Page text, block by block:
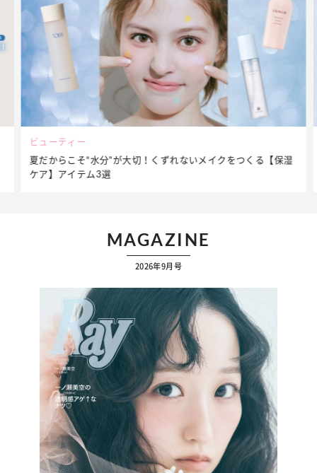
ビューティー
夏だからこそ“水分”が大切！くずれないメイクをつくる【保湿
ケア】アイテム3選
MAGAZINE
2026年9月号